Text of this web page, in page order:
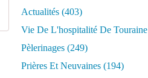
Actualités (403)
Vie De L'hospitalité De Touraine
Pèlerinages (249)
Prières Et Neuvaines (194)